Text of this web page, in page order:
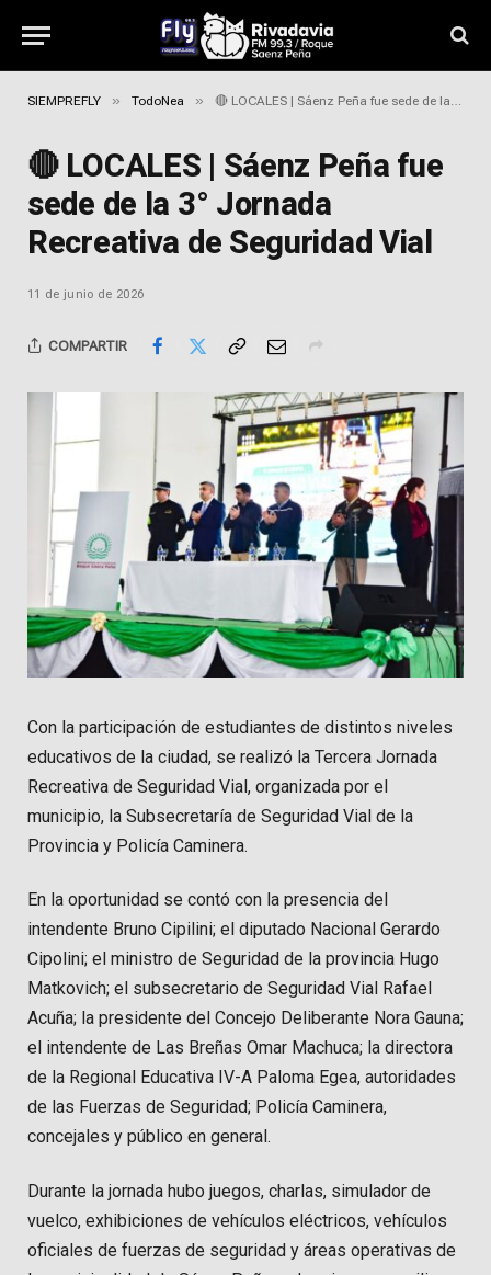
SIEMPREFLY » TodoNea » 🔴 LOCALES | Sáenz Peña fue sede de la 3° Jornada Recreativa de Seguridad Vial
🔴 LOCALES | Sáenz Peña fue
sede de la 3° Jornada
Recreativa de Seguridad Vial
11 de junio de 2026
COMPARTIR
Con la participación de estudiantes de distintos niveles
educativos de la ciudad, se realizó la Tercera Jornada
Recreativa de Seguridad Vial, organizada por el
municipio, la Subsecretaría de Seguridad Vial de la
Provincia y Policía Caminera.
En la oportunidad se contó con la presencia del
intendente Bruno Cipilini; el diputado Nacional Gerardo
Cipolini; el ministro de Seguridad de la provincia Hugo
Matkovich; el subsecretario de Seguridad Vial Rafael
Acuña; la presidente del Concejo Deliberante Nora Gauna;
el intendente de Las Breñas Omar Machuca; la directora
de la Regional Educativa IV-A Paloma Egea, autoridades
de las Fuerzas de Seguridad; Policía Caminera,
concejales y público en general.
Durante la jornada hubo juegos, charlas, simulador de
vuelco, exhibiciones de vehículos eléctricos, vehículos
oficiales de fuerzas de seguridad y áreas operativas de